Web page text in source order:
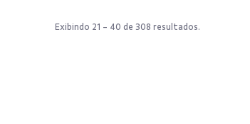
Exibindo 21 - 40 de 308 resultados.